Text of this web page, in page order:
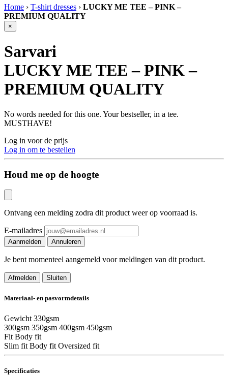
Home › T-shirt dresses › LUCKY ME TEE – PINK –
PREMIUM QUALITY
×
Sarvari
LUCKY ME TEE – PINK –
PREMIUM QUALITY
No words needed for this one. Your bestseller, in a tee.
MUSTHAVE!
Log in voor de prijs
Log in om te bestellen
Houd me op de hoogte
Ontvang een melding zodra dit product weer op voorraad is.
E-mailadres
Aanmelden Annuleren
Je bent momenteel aangemeld voor meldingen van dit product.
Afmelden Sluiten
Materiaal- en pasvormdetails
Gewicht 330gsm
300gsm 350gsm 400gsm 450gsm
Fit Body fit
Slim fit Body fit Oversized fit
Specificaties